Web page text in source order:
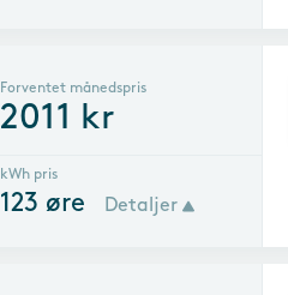
Forventet månedspris
2011 kr
kWh pris
123 øre Detaljer